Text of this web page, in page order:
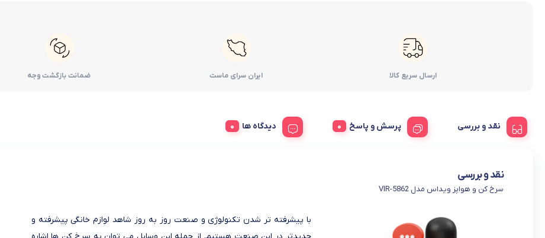
ارسال سریع کالا ایران سرای ماست ضمانت بازگشت وجه
نقد و بررسی پرسش و پاسخ دیدگاه ها
نقد و بررسی
سرخ کن و هواپز ویداس مدل VIR-5862
با پیشرفته تر شدن تکنولوژی و صنعت روز به روز شاهد لوازم خانگی پیشرفته و